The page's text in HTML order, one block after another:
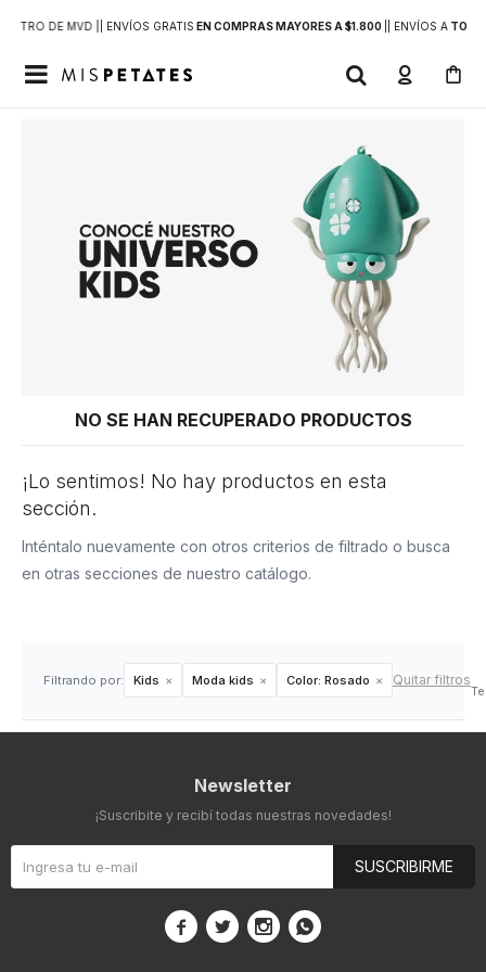
DE MVD | | ENVÍOS GRATIS EN COMPRAS MAYORES A $1.800 | ENVÍOS ATODO

NO SE HAN RECUPERADO PRODUCTOS
¡Lo sentimos! No hay productos en esta
sección.
Inténtalo nuevamente con otros criterios de filtrado o busca
en otras secciones de nuestro catálogo.
Filtrando por: Kids Moda kids Color: Rosado Quitar filtros
Newsletter
¡Suscribite y recibí todas nuestras novedades!
SUSCRIBIRME
   